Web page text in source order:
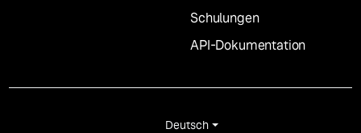
Schulungen
API-Dokumentation
Deutsch